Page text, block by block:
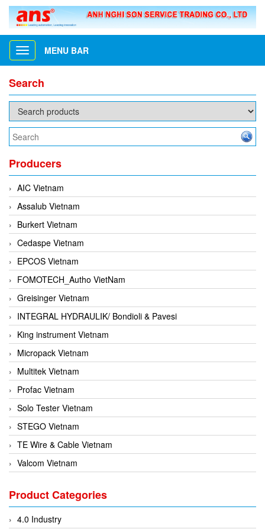
Toggle
navigation
MENU BAR
Search
Producers
AIC Vietnam
Assalub Vietnam
Burkert Vietnam
Cedaspe Vietnam
EPCOS Vietnam
FOMOTECH_Autho VietNam
Greisinger Vietnam
INTEGRAL HYDRAULIK/ Bondioli & Pavesi
King instrument Vietnam
Micropack Vietnam
Multitek Vietnam
Profac Vietnam
Solo Tester Vietnam
STEGO Vietnam
TE Wire & Cable Vietnam
Valcom Vietnam
3CTEST Vietnam
4B VietNam Vietnam
Product Categories
4.0 Industry